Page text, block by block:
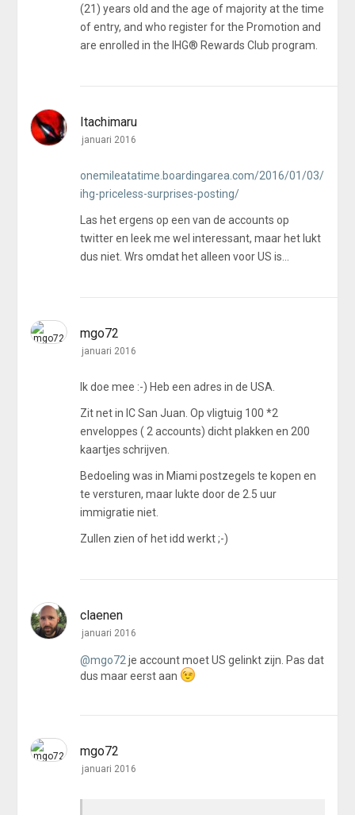
(21) years old and the age of majority at the time
of entry, and who register for the Promotion and
are enrolled in the IHG® Rewards Club program.
Itachimaru
januari 2016
onemileatatime.boardingarea.com/2016/01/03/
ihg-priceless-surprises-posting/
Las het ergens op een van de accounts op
twitter en leek me wel interessant, maar het lukt
dus niet. Wrs omdat het alleen voor US is...
mgo72
januari 2016
Ik doe mee :-) Heb een adres in de USA.
Zit net in IC San Juan. Op vligtuig 100 *2
enveloppes ( 2 accounts) dicht plakken en 200
kaartjes schrijven.
Bedoeling was in Miami postzegels te kopen en
te versturen, maar lukte door de 2.5 uur
immigratie niet.
Zullen zien of het idd werkt ;-)
claenen
januari 2016
@mgo72 je account moet US gelinkt zijn. Pas dat
dus maar eerst aan
mgo72
januari 2016